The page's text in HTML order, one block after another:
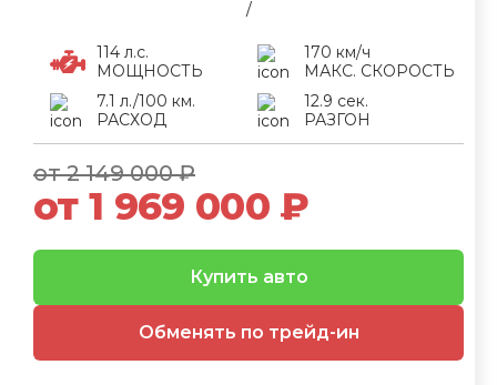
от 2 149 000 ₽
от 1 969 000 ₽
Обменять по трейд-ин
Купить авто
114 л.с.
МОЩНОСТЬ
170 км/ч
МАКС. СКОРОСТЬ
7.1 л./100 км.
РАСХОД
12.9 сек.
РАЗГОН